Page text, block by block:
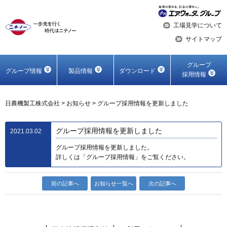
工場見学について
サイトマップ
グループ情報 製品情報 ダウンロード
グループ
採用情報
日農機製工株式会社 > お知らせ > グループ採用情報を更新しました
2021.03.02 グループ採用情報を更新しました
グループ採用情報を更新しました。
詳しくは「グループ採用情報」をご覧ください。
前の記事へ お知らせ一覧へ 次の記事へ